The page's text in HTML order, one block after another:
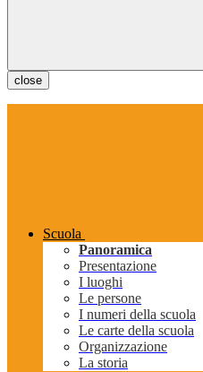
close
Scuola
Panoramica
Presentazione
I luoghi
Le persone
I numeri della scuola
Le carte della scuola
Organizzazione
La storia